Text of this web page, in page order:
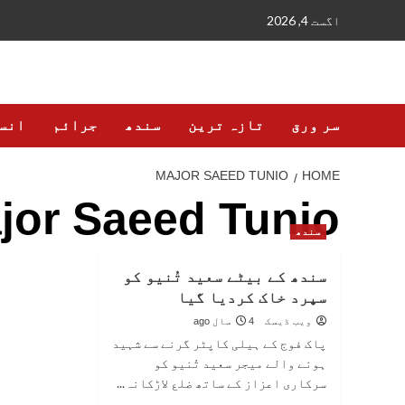
اگست 4, 2026
سر ورق تازہ ترین سندھ جرائم
HOME
MAJOR SAEED TUNIO
Saeed Tunio
سندھ
سندھ کے بیٹے سعید تُنیو کو
سپرد خاک کردیا گیا
ویب ڈیسک 4 سال ago
پاک فوج کے ہیلی کاپٹر گرنے سے شہید
ہونے والے میجر سعید تُنیو کو
سرکاری اعزاز کے ساتھ ضلع لاڑکانہ...